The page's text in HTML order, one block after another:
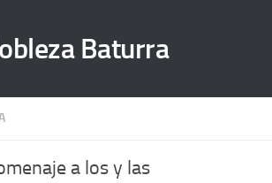
Baturra
a los y las